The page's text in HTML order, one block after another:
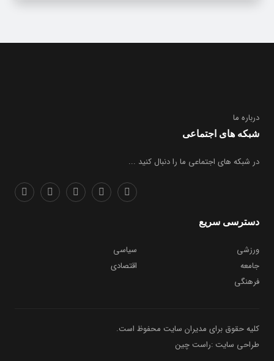
درباره ما
شبکه های اجتماعی
در شبکه های اجتماعی ما را دنبال کنید ...
دسترسی سریع
ورزشی
سیاسی
جامعه
اقتصادی
فرهنگی
کلیه حقوق برای مدیران سایت محفوظ است.
طراحی سایت :راست چین